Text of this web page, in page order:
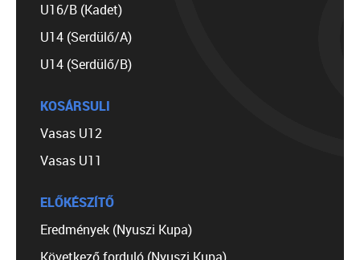
U16/B (Kadet)
U14 (Serdülő/A)
U14 (Serdülő/B)
KOSÁRSULI
Vasas U12
Vasas U11
ELŐKÉSZÍTŐ
Eredmények (Nyuszi Kupa)